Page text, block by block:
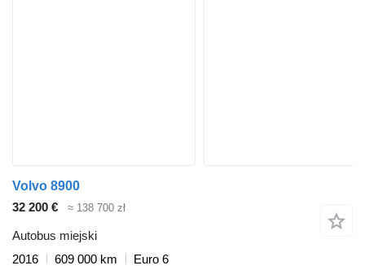
Volvo 8900
32 200 €
≈ 138 700 zł
Autobus miejski
2016
609 000 km
Euro 6